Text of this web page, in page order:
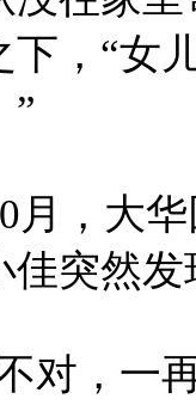
下，“女
”
，大华
佳突然
，一再